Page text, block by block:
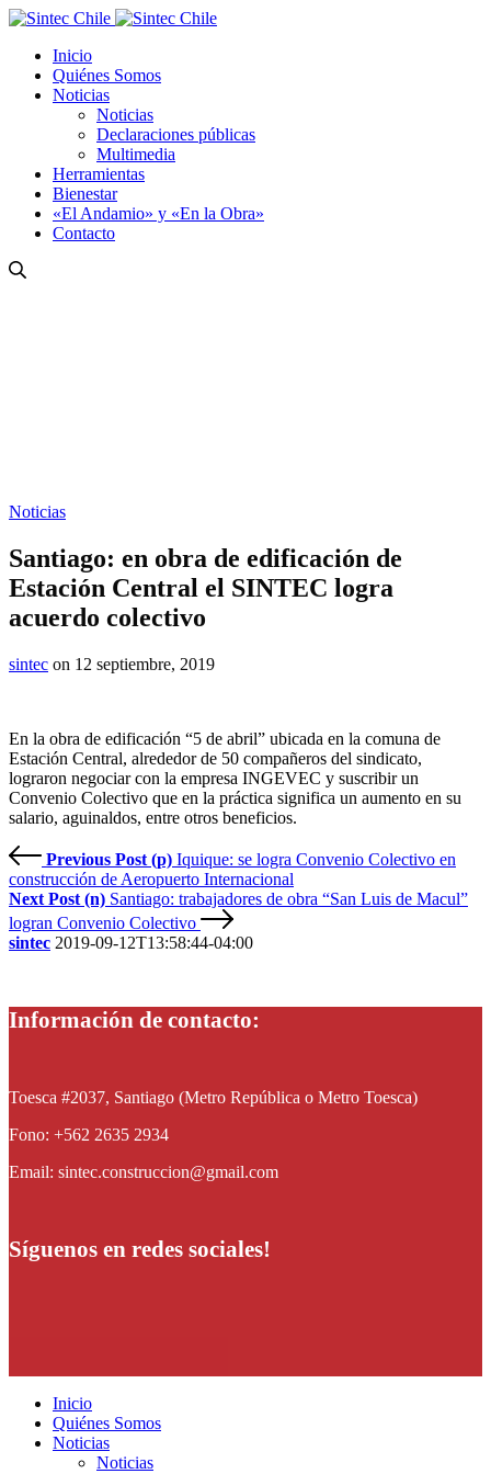
Inicio
Quiénes Somos
Noticias
Noticias
Declaraciones públicas
Multimedia
Herramientas
Bienestar
«El Andamio» y «En la Obra»
Contacto
Noticias
Santiago: en obra de edificación de
Estación Central el SINTEC logra
acuerdo colectivo
sintec on 12 septiembre, 2019
En la obra de edificación “5 de abril” ubicada en la comuna de
Estación Central, alrededor de 50 compañeros del sindicato,
lograron negociar con la empresa INGEVEC y suscribir un
Convenio Colectivo que en la práctica significa un aumento en su
salario, aguinaldos, entre otros beneficios.
Previous Post (p) Iquique: se logra Convenio Colectivo en
construcción de Aeropuerto Internacional
Next Post (n) Santiago: trabajadores de obra “San Luis de Macul”
logran Convenio Colectivo
sintec 2019-09-12T13:58:44-04:00
Información de contacto:
Toesca #2037, Santiago (Metro República o Metro Toesca)
Fono: +562 2635 2934
Email: sintec.construccion@gmail.com
Síguenos en redes sociales!
Inicio
Quiénes Somos
Noticias
Noticias